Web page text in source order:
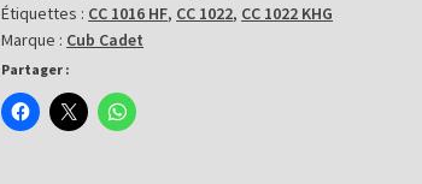
Étiquettes : CC 1016 HF, CC 1022, CC 1022 KHG
Marque : Cub Cadet
Partager :